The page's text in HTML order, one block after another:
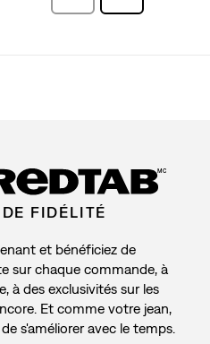
commentaire
FIDÉLITÉ
MC
et bénéficiez de
sur chaque commande, à
à des exclusivités sur les
Et comme votre jean,
s'améliorer avec le temps.